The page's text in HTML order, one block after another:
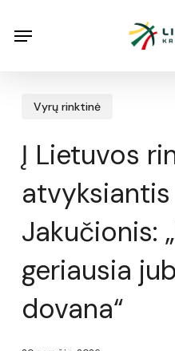
Menu
Vyrų rinktinė
Į Lietuvos
atvyksiantis
Jakučionis:
geriausia
dovana“